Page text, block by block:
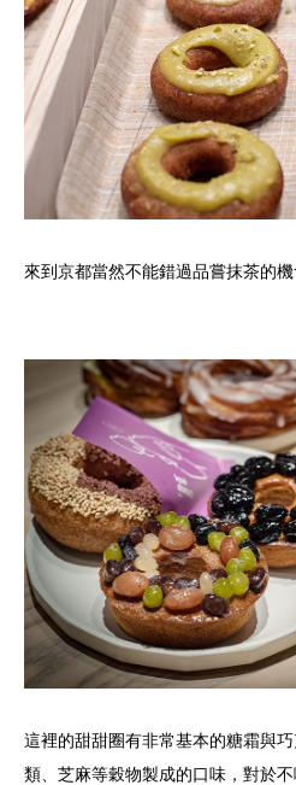
來到京都當然不能錯過品嘗抹茶的機
這裡的甜甜圈有非常基本的糖霜與
類、芝麻等穀物製成的口味，對於